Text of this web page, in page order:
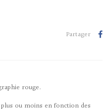
Partager
rouge.
ou moins en fonction des